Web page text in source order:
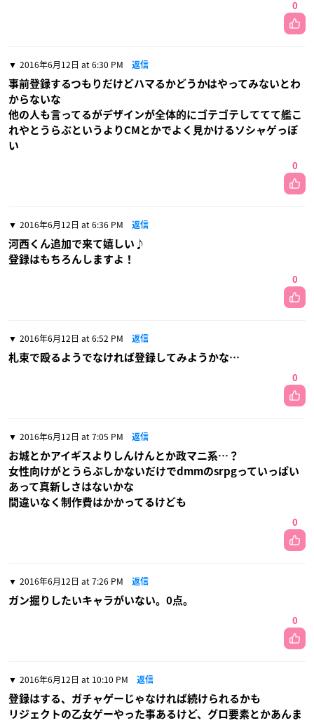
0
2016年6月12日 at 6:30 PM 返信
事前登録するつもりだけどハマるかどうかはやってみないとわ
からないな
他の人も言ってるがデザインが全体的にゴテゴテしててて艦こ
れやとうらぶというよりCMとかでよく見かけるソシャゲっぽ
い
0
2016年6月12日 at 6:36 PM 返信
河西くん追加で来て嬉しい♪
登録はもちろんしますよ！
0
2016年6月12日 at 6:52 PM 返信
札束で殴るようでなければ登録してみようかな…
0
2016年6月12日 at 7:05 PM 返信
お城とかアイギスよりしんけんとか政マニ系…？
女性向けがとうらぶしかないだけでdmmのsrpgっていっぱい
あって真新しさはないかな
間違いなく制作費はかかってるけども
0
2016年6月12日 at 7:26 PM 返信
ガン掘りしたいキャラがいない。0点。
0
2016年6月12日 at 10:10 PM 返信
登録はする、ガチャゲーじゃなければ続けられるかも
リジェクトの乙女ゲーやった事あるけど、グロ要素とかあんま